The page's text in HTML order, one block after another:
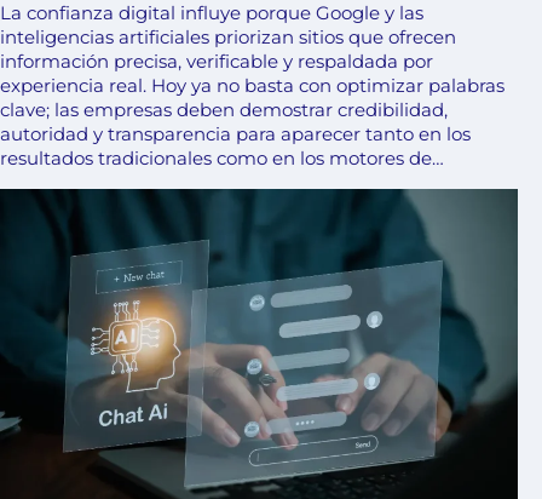
La confianza digital influye porque Google y las
inteligencias artificiales priorizan sitios que ofrecen
información precisa, verificable y respaldada por
experiencia real. Hoy ya no basta con optimizar palabras
clave; las empresas deben demostrar credibilidad,
autoridad y transparencia para aparecer tanto en los
resultados tradicionales como en los motores de…